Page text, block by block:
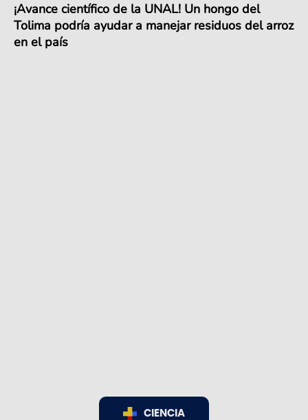
¡Avance científico de la UNAL! Un hongo del
Tolima podría ayudar a manejar residuos del arroz
en el país
CIENCIA